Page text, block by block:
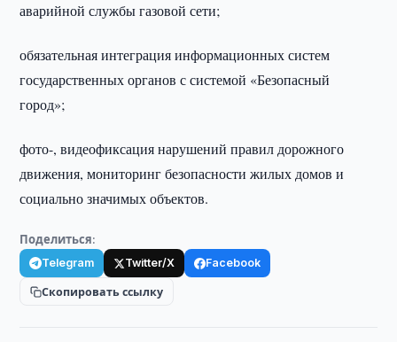
аварийной службы газовой сети;
обязательная интеграция информационных систем
государственных органов с системой «Безопасный
город»;
фото-, видеофиксация нарушений правил дорожного
движения, мониторинг безопасности жилых домов и
социально значимых объектов.
Поделиться:
Telegram Twitter/X Facebook
Скопировать ссылку